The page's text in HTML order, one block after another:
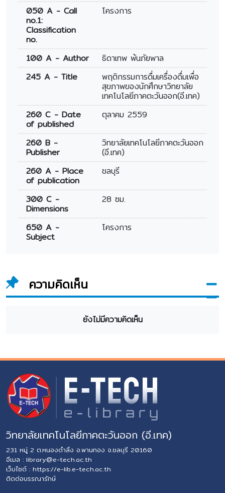
050 A - Call
no.1:
Classification
no.
โครงการ
100 A - Author
ธิดาเทพ พ้นภัยพาล
245 A - Title
พฤติกรรมการดื่มเครื่องดื่มเพื่อ
สุขภาพของนักศึกษาวิทยาลัย
เทคโนโลยีภาคตะวันออก(อี.เทค)
260 C - Date
of published
ตุลาคม 2559
260 B -
Publisher
วิทยาลัยเทคโนโลยีภาคตะวันออก
(อี.เทค)
260 A - Place
of publication
ชลบุรี
300 C -
Dimensions
28 ซม.
650 A -
Subject
โครงการ
ความคิดเห็น
ยังไม่มีความคิดเห็น
วิทยาลัยเทคโนโลยีภาคตะวันออก (อี.เทค)
231 หมู่ 2 ต.หนองตำลึง อ.พานทอง จ.ชลบุรี 20160
อีเมล : library@e-tech.ac.th
เว็บไซต์ : https://e-lib.e-tech.ac.th
ติดต่อบรรณารักษ์